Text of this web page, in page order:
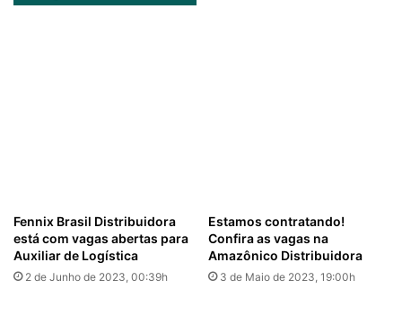
Fennix Brasil Distribuidora
está com vagas abertas para
Auxiliar de Logística
2 de Junho de 2023, 00:39h
Estamos contratando!
Confira as vagas na
Amazônico Distribuidora
3 de Maio de 2023, 19:00h